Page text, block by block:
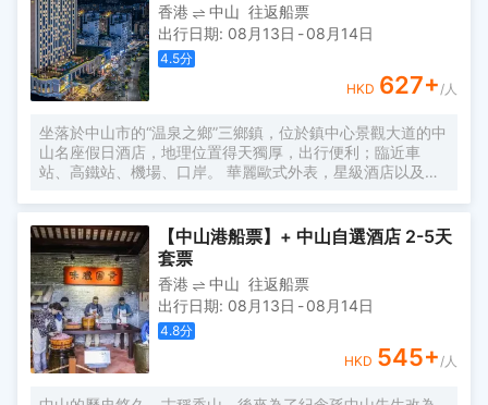
香港 中山 往返船票
出行日期: 08月13日 -08月14日
4.5分
HKD 627+ /人
坐落於中山市的“温泉之鄉”三鄉鎮，位於鎮中心景觀大道的中
山名座假日酒店，地理位置得天獨厚，出行便利；臨近車
站、高鐵站、機場、口岸。 華麗歐式外表，星級酒店以及星
受禮遇、高級轎車接送服務、免費洗衣服務、會議宴會熱門
選擇地；還有中西餐廳、優雅咖啡廳/酒吧、KTV、足浴、棋
牌、健身房、室外泳池、兒童樂園、電影院、商務會議室的
大型酒店；無論是規模、檔次還是設施都達到了國際化水平
的人氣豪華酒店，出遊必選。
【中山港船票】+ 中山自選酒店 2-5天
套票
香港 中山 往返船票
出行日期: 08月13日 -08月14日
4.8分
HKD 545+ /人